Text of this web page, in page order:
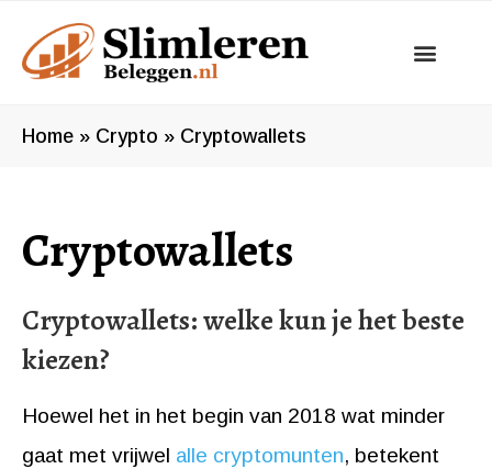
naar
inhoud
Home » Crypto » Cryptowallets
Cryptowallets
Cryptowallets: welke kun je het beste
kiezen?
Hoewel het in het begin van 2018 wat minder
gaat met vrijwel alle cryptomunten, betekent